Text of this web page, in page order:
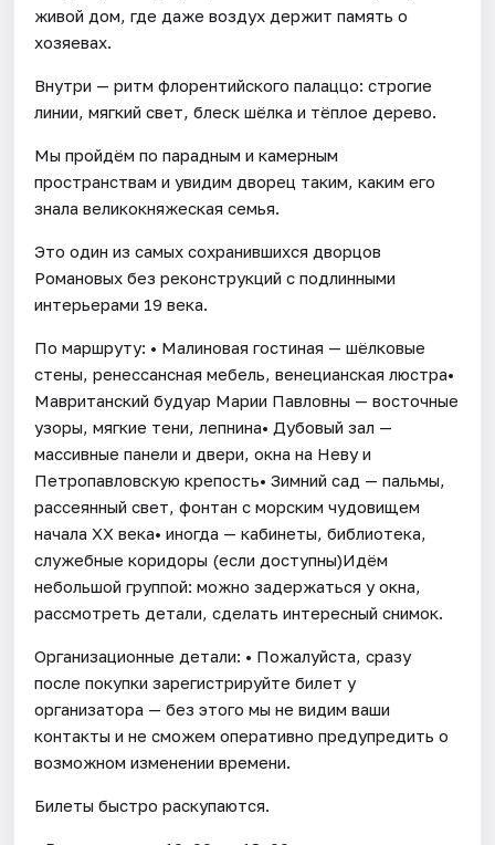
живой дом, где даже воздух держит память о
хозяевах.
Внутри — ритм флорентийского палаццо: строгие
линии, мягкий свет, блеск шёлка и тёплое дерево.
Мы пройдём по парадным и камерным
пространствам и увидим дворец таким, каким его
знала великокняжеская семья.
Это один из самых сохранившихся дворцов
Романовых без реконструкций с подлинными
интерьерами 19 века.
По маршруту: • Малиновая гостиная — шёлковые
стены, ренессансная мебель, венецианская люстра•
Мавританский будуар Марии Павловны — восточные
узоры, мягкие тени, лепнина• Дубовый зал —
массивные панели и двери, окна на Неву и
Петропавловскую крепость• Зимний сад — пальмы,
рассеянный свет, фонтан с морским чудовищем
начала XX века• иногда — кабинеты, библиотека,
служебные коридоры (если доступны)Идём
небольшой группой: можно задержаться у окна,
рассмотреть детали, сделать интересный снимок.
Организационные детали: • Пожалуйста, сразу
после покупки зарегистрируйте билет у
организатора — без этого мы не видим ваши
контакты и не сможем оперативно предупредить о
возможном изменении времени.
Билеты быстро раскупаются.